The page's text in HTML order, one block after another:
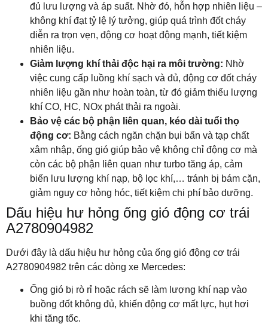
đủ lưu lượng và áp suất. Nhờ đó, hỗn hợp nhiên liệu –
không khí đạt tỷ lệ lý tưởng, giúp quá trình đốt cháy
diễn ra trọn vẹn, động cơ hoạt động mạnh, tiết kiệm
nhiên liệu.
Giảm lượng khí thải độc hại ra môi trường: Nhờ
việc cung cấp luồng khí sạch và đủ, động cơ đốt cháy
nhiên liệu gần như hoàn toàn, từ đó giảm thiểu lượng
khí CO, HC, NOx phát thải ra ngoài.
Bảo vệ các bộ phận liên quan, kéo dài tuổi thọ
động cơ: Bằng cách ngăn chặn bụi bẩn và tạp chất
xâm nhập, ống gió giúp bảo vệ không chỉ động cơ mà
còn các bộ phận liên quan như turbo tăng áp, cảm
biến lưu lượng khí nạp, bộ lọc khí,… tránh bị bám cặn,
giảm nguy cơ hỏng hóc, tiết kiệm chi phí bảo dưỡng.
Dấu hiệu hư hỏng ống gió động cơ trái
A2780904982
Dưới đây là dấu hiệu hư hỏng của ống gió động cơ trái
A2780904982 trên các dòng xe Mercedes:
Ống gió bị rò rỉ hoặc rách sẽ làm lượng khí nạp vào
buồng đốt không đủ, khiến động cơ mất lực, hụt hơi
khi tăng tốc.